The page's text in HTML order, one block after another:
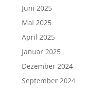
Juni 2025
Mai 2025
April 2025
Januar 2025
Dezember 2024
September 2024